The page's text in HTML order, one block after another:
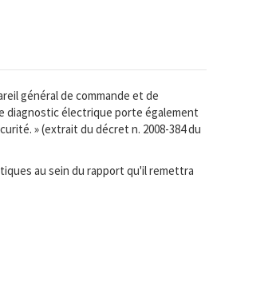
général de commande et de
diagnostic électrique porte également
» (extrait du décret n. 2008-384 du
au sein du rapport qu'il remettra